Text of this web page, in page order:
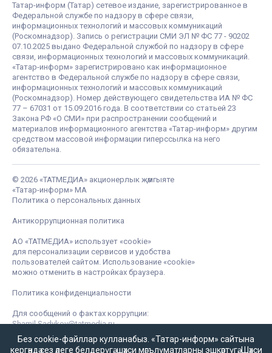
Татар-информ (Татар) сетевое издание, зарегистрированное в
Федеральной службе по надзору в сфере связи,
информационных технологий и массовых коммуникаций
(Роскомнадзор). Запись о регистрации СМИ ЭЛ № ФС 77 - 90202
07.10.2025 выдано Федеральной службой по надзору в сфере
связи, информационных технологий и массовых коммуникаций.
«Татар-информ» зарегистрировано как информационное
агентство в Федеральной службе по надзору в сфере связи,
информационных технологий и массовых коммуникаций
(Роскомнадзор). Номер действующего свидетельства ИА № ФС
77 – 67031 от 15.09.2016 года. В соответствии со статьей 23
Закона РФ «О СМИ» при распространении сообщений и
материалов информационного агентства «Татар-информ» другим
средством массовой информации гиперссылка на него
обязательна.
© 2026 «ТАТМЕДИА» акционерлык җәмгыяте
«Татар-информ» МА
Политика о персональных данных
Антикоррупционная политика
АО «ТАТМЕДИА» использует «cookie»
для персонализации сервисов и удобства
пользователей сайтом. Использование «cookie»
можно отменить в настройках браузера.
Политика конфиденциальности
Для сообщений о фактах коррупции:
Shamil.Sadykov@tatmedia.ru
Без cookie-файллар кулланабыз. «Татар-информ» сайтына
кергәндә сез әлеге белдерүгә,шәхси мәгълүматларны эшкәртүгә,Шәхси